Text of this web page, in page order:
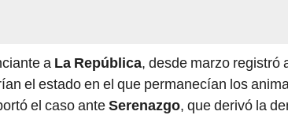
a La República, desde marzo registró
el estado en el que permanecían los
el caso anteSerenazgo, que derivó la